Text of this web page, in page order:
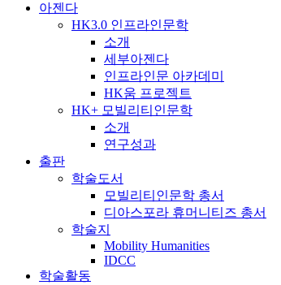
아젠다
HK3.0 인프라인문학
소개
세부아젠다
인프라인문 아카데미
HK움 프로젝트
HK+ 모빌리티인문학
소개
연구성과
출판
학술도서
모빌리티인문학 총서
디아스포라 휴머니티즈 총서
학술지
Mobility Humanities
IDCC
학술활동